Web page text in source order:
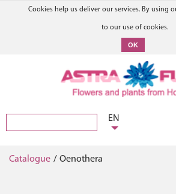
Cookies help us deliver our services. By using
to our use of cookies.
OK
EN
Catalogue / Oenothera